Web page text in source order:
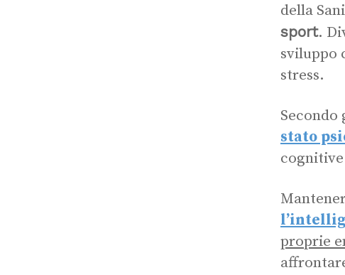
della
sport.
sviluppo
stress.
Secondo
stato
proprie